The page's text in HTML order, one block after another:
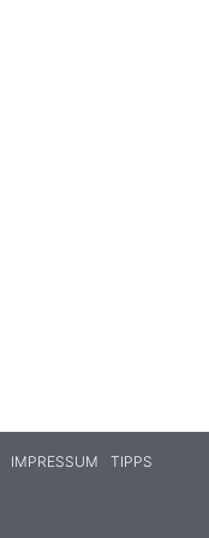
IMPRESSUM
TIPPS